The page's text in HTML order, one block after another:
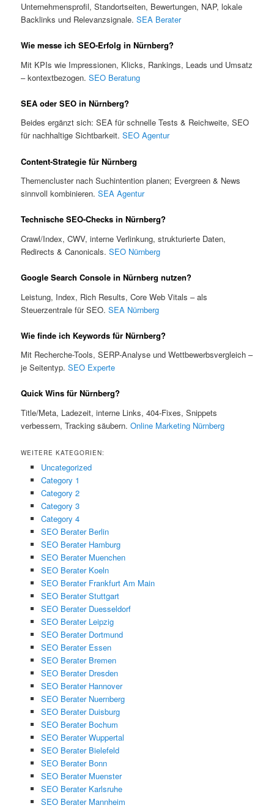
Unternehmensprofil, Standortseiten, Bewertungen, NAP, lokale
Backlinks und Relevanzsignale.SEA Berater
Wie messe ich SEO-Erfolg in Nürnberg?
Mit KPIs wie Impressionen, Klicks, Rankings, Leads und Umsatz
– kontextbezogen.SEO Beratung
SEA oder SEO in Nürnberg?
Beides ergänzt sich: SEA für schnelle Tests & Reichweite, SEO
für nachhaltige Sichtbarkeit.SEO Agentur
Content-Strategie für Nürnberg
Themencluster nach Suchintention planen; Evergreen & News
sinnvoll kombinieren.SEA Agentur
Technische SEO-Checks in Nürnberg?
Crawl/Index, CWV, interne Verlinkung, strukturierte Daten,
Redirects & Canonicals.SEO Nürnberg
Google Search Console in Nürnberg nutzen?
Leistung, Index, Rich Results, Core Web Vitals – als
Steuerzentrale für SEO.SEA Nürnberg
Wie finde ich Keywords für Nürnberg?
Mit Recherche-Tools, SERP-Analyse und Wettbewerbsvergleich –
je Seitentyp.SEO Experte
Quick Wins für Nürnberg?
Title/Meta, Ladezeit, interne Links, 404-Fixes, Snippets
verbessern, Tracking säubern.Online Marketing Nürnberg
WEITERE KATEGORIEN:
Uncategorized
Category 1
Category 2
Category 3
Category 4
SEO Berater Berlin
SEO Berater Hamburg
SEO Berater Muenchen
SEO Berater Koeln
SEO Berater Frankfurt Am Main
SEO Berater Stuttgart
SEO Berater Duesseldorf
SEO Berater Leipzig
SEO Berater Dortmund
SEO Berater Essen
SEO Berater Bremen
SEO Berater Dresden
SEO Berater Hannover
SEO Berater Nuernberg
SEO Berater Duisburg
SEO Berater Bochum
SEO Berater Wuppertal
SEO Berater Bielefeld
SEO Berater Bonn
SEO Berater Muenster
SEO Berater Karlsruhe
SEO Berater Mannheim